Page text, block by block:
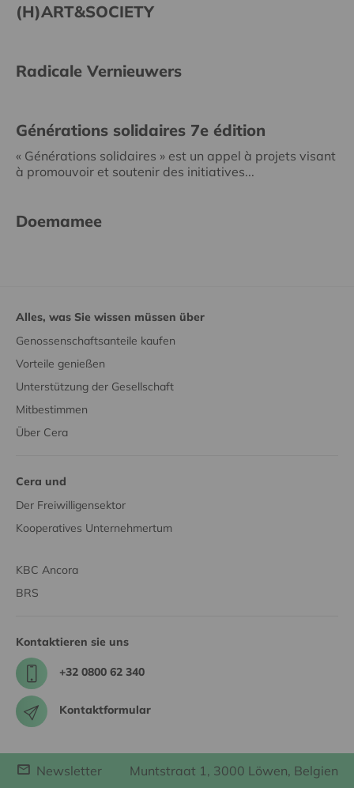
(H)ART&SOCIETY
Radicale Vernieuwers
Générations solidaires 7e édition
« Générations solidaires » est un appel à projets visant
à promouvoir et soutenir des initiatives...
Doemamee
Alles, was Sie wissen müssen über
Genossenschaftsanteile kaufen
Vorteile genießen
Unterstützung der Gesellschaft
Mitbestimmen
Über Cera
Cera und
Der Freiwilligensektor
Kooperatives Unternehmertum
KBC Ancora
BRS
Kontaktieren sie uns
+32 0800 62 340
Kontaktformular
Newsletter
Muntstraat 1, 3000 Löwen, Belgien